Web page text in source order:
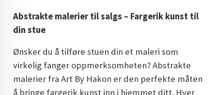
KUNST
STORE MALERIER TIL STUE
NORSK KUNST
Abstrakte malerier til salgs – Fargerik kunst til
din stue
Ønsker du å tilføre stuen din et maleri som
virkelig fanger oppmerksomheten? Abstrakte
malerier fra Art By Hakon er den perfekte måten
å bringe fargerik kunst inn i hjemmet ditt. Hver